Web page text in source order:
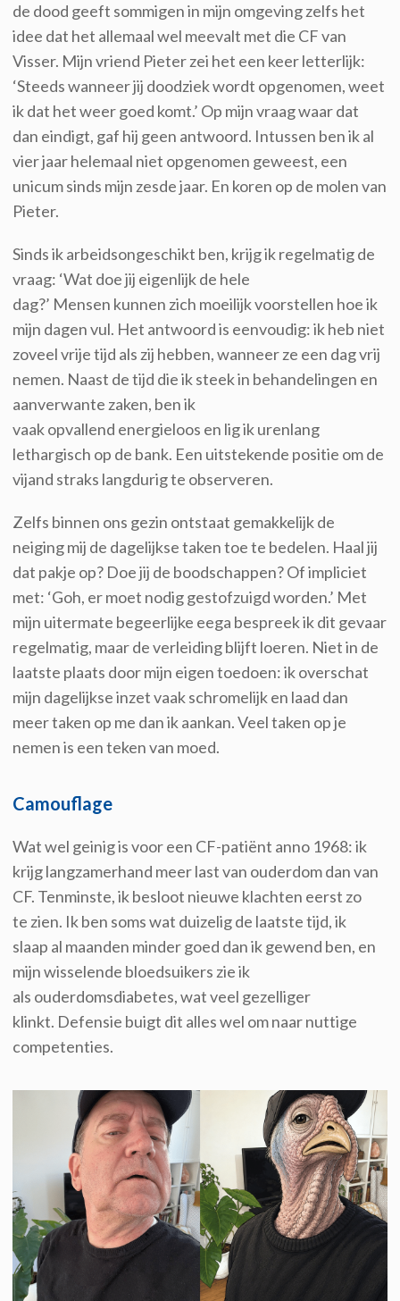
de dood geeft sommigen in mijn omgeving zelfs het
idee dat het allemaal wel meevalt met die CF van
Visser. Mijn vriend Pieter zei het een keer letterlijk:
‘Steeds wanneer jij doodziek wordt opgenomen, weet
ik dat het weer goed komt.’ Op mijn vraag waar dat
dan eindigt, gaf hij geen antwoord. Intussen ben ik al
vier jaar helemaal niet opgenomen geweest, een
unicum sinds mijn zesde jaar. En koren op de molen van
Pieter.
Sinds ik arbeidsongeschikt ben, krijg ik regelmatig de
vraag: ‘Wat doe jij eigenlijk de hele
dag?’ Mensen kunnen zich moeilijk voorstellen hoe ik
mijn dagen vul. Het antwoord is eenvoudig: ik heb niet
zoveel vrije tijd als zij hebben, wanneer ze een dag vrij
nemen. Naast de tijd die ik steek in behandelingen en
aanverwante zaken, ben ik
vaak opvallend energieloos en lig ik urenlang
lethargisch op de bank. Een uitstekende positie om de
vijand straks langdurig te observeren.
Zelfs binnen ons gezin ontstaat gemakkelijk de
neiging mij de dagelijkse taken toe te bedelen. Haal jij
dat pakje op? Doe jij de boodschappen? Of impliciet
met: ‘Goh, er moet nodig gestofzuigd worden.’ Met
mijn uitermate begeerlijke eega bespreek ik dit gevaar
regelmatig, maar de verleiding blijft loeren. Niet in de
laatste plaats door mijn eigen toedoen: ik overschat
mijn dagelijkse inzet vaak schromelijk en laad dan
meer taken op me dan ik aankan. Veel taken op je
nemen is een teken van moed.
Camouflage
Wat wel geinig is voor een CF-patiënt anno 1968: ik
krijg langzamerhand meer last van ouderdom dan van
CF. Tenminste, ik besloot nieuwe klachten eerst zo
te zien. Ik ben soms wat duizelig de laatste tijd, ik
slaap al maanden minder goed dan ik gewend ben, en
mijn wisselende bloedsuikers zie ik
als ouderdomsdiabetes, wat veel gezelliger
klinkt. Defensie buigt dit alles wel om naar nuttige
competenties.